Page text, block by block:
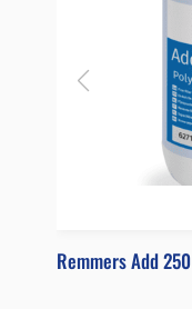
Remmers Add 250